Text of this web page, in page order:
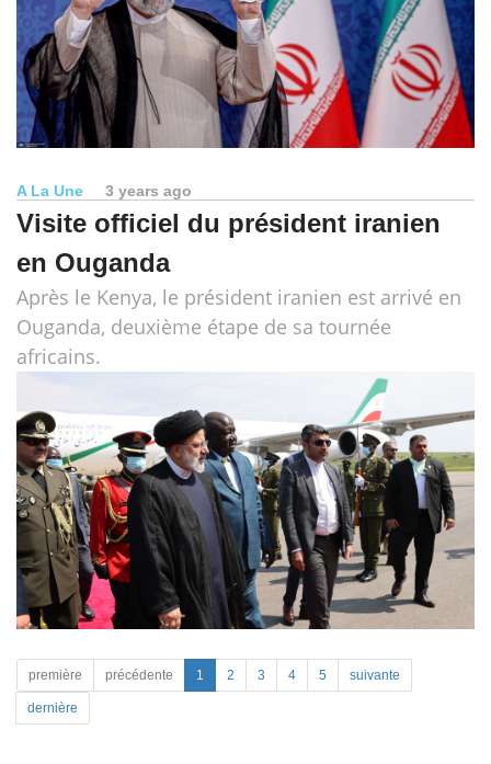
A La Une 3 years ago
Visite officiel du président iranien
en Ouganda
Après le Kenya, le président iranien est arrivé en
Ouganda, deuxième étape de sa tournée
africains.
première précédente 1 2 3 4 5 suivante
dernière